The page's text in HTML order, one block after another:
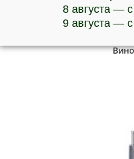
8 августа —
9 августа —